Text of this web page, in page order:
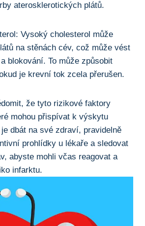
aterosklerotických ‌plátů.
⁣Vysoký cholesterol může
na⁤ stěnách cév, což může vést
blokování. To ⁣může způsobit
je krevní tok zcela přerušen.
že‌ tyto rizikové​ faktory
mohou přispívat k​ výskytu
⁤dbát⁤ na své zdraví, pravidelně
prohlídky u lékaře a sledovat
abyste mohli včas reagovat a
infarktu.